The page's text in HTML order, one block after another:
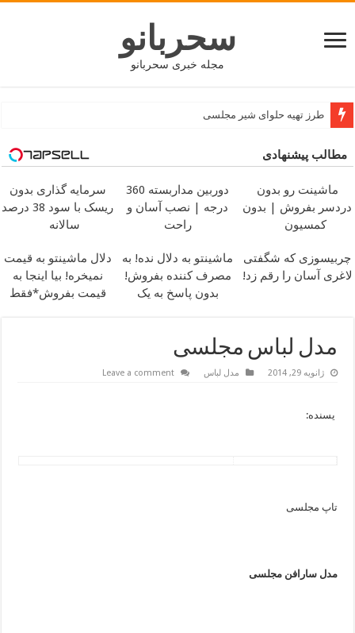
سحربانو
مجله خبری سحربانو
طرز تهیه حلوای شیر مجلسی
جدید ترین مدل های پافر زنانه و دخترانه کوتاه و بلند
مطالب پیشنهادی
ماشینت رو بدون
دردسر بفروش | بدون
کمسیون
دوربین مداربسته 360
درجه | نصب آسان و
راحت
سرمایه گذاری بدون
ریسک با سود 38 درصد
سالانه
چربیسوزی که شگفتی
لاغری آسان را رقم زد!
ماشینتو به دلال نده! به
مصرف کننده بفروش!
بدون پاسخ به یک
دلال ماشینتو به قیمت
نمیخره! بیا اینجا به
قیمت بفروش*فقط
مدل لباس مجلسی
ژانویه 29, 2014 مدل لباس Leave a comment
یسنده:
تاپ مجلسی
مدل سارافن مجلسی